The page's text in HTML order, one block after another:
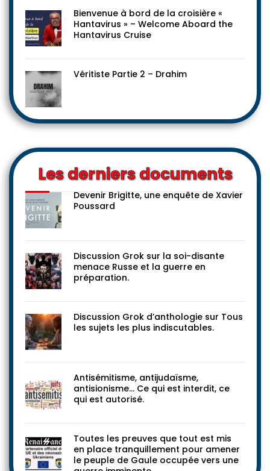
Bienvenue à bord de la croisière «
Hantavirus » – Welcome Aboard the
Hantavirus Cruise
Véritiste Partie 2 – Drahim
Les derniers documents
Devenir Brigitte, une enquête de Xavier
Poussard
Discussion Grok sur la soi-disante
menace Russe et la guerre en
préparation.
Discussion Grok d’anthologie sur Tous
les sujets les plus indiscutables.
Antisémitisme, antijudaïsme,
antisionisme… Ce qui est interdit, ce
qui est autorisé.
Toutes les preuves que tout est mis
en place tranquillement pour amener
le peuple de Gaule occupée vers une